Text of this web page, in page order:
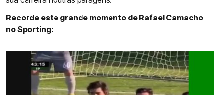
Recorde este grande momento de Rafael Camacho
no Sporting: